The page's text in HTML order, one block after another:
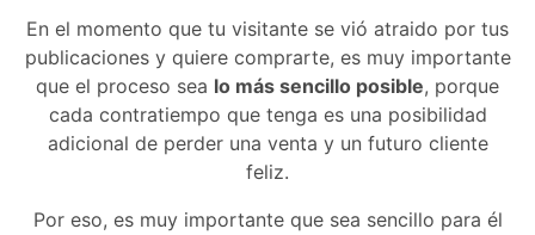
En el momento que tu visitante se vió atraido por tus
publicaciones y quiere comprarte, es muy importante
que el proceso sea lo más sencillo posible, porque
cada contratiempo que tenga es una posibilidad
adicional de perder una venta y un futuro cliente
feliz.
Por eso, es muy importante que sea sencillo para él